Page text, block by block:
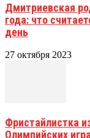
Дмитриевская
года: что
день
27 октября 2023
Фристайлистка
Олимпийских